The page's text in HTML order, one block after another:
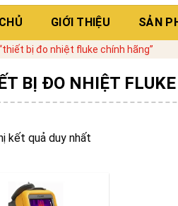
GIỚI THIỆU SẢN
bị đo nhiệt fluke chính hãng”
BỊ ĐO NHIỆT
kết quả duy nhất